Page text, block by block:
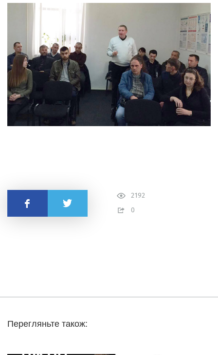
2192
0
Поділитись
Перегляньте також: